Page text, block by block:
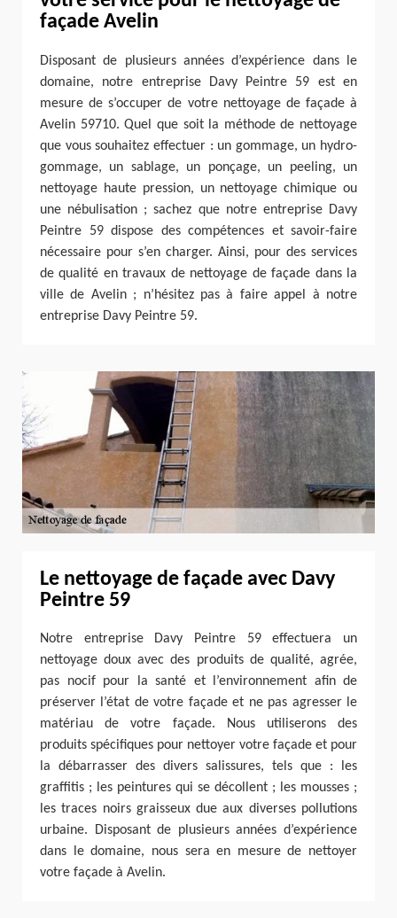
façade Avelin
Disposant de plusieurs années d’expérience dans le
domaine, notre entreprise Davy Peintre 59 est en
mesure de s’occuper de votre nettoyage de façade à
Avelin 59710. Quel que soit la méthode de nettoyage
que vous souhaitez effectuer : un gommage, un hydro-
gommage, un sablage, un ponçage, un peeling, un
nettoyage haute pression, un nettoyage chimique ou
une nébulisation ; sachez que notre entreprise Davy
Peintre 59 dispose des compétences et savoir-faire
nécessaire pour s’en charger. Ainsi, pour des services
de qualité en travaux de nettoyage de façade dans la
ville de Avelin ; n’hésitez pas à faire appel à notre
entreprise Davy Peintre 59.
Le nettoyage de façade avec Davy
Peintre 59
Notre entreprise Davy Peintre 59 effectuera un
nettoyage doux avec des produits de qualité, agrée,
pas nocif pour la santé et l’environnement afin de
préserver l’état de votre façade et ne pas agresser le
matériau de votre façade. Nous utiliserons des
produits spécifiques pour nettoyer votre façade et pour
la débarrasser des divers salissures, tels que : les
graffitis ; les peintures qui se décollent ; les mousses ;
les traces noirs graisseux due aux diverses pollutions
urbaine. Disposant de plusieurs années d’expérience
dans le domaine, nous sera en mesure de nettoyer
votre façade à Avelin.